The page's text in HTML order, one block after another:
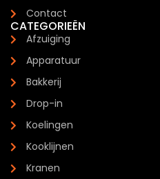
Contact
CATEGORIEËN
Afzuiging
Apparatuur
Bakkerij
Drop-in
Koelingen
Kooklijnen
Kranen